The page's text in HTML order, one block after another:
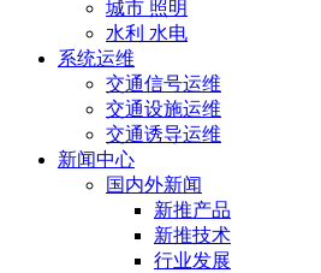
城市 照明
水利 水电
系统运维
交通信号运维
交通设施运维
交通诱导运维
新闻中心
国内外新闻
新推产品
新推技术
行业发展